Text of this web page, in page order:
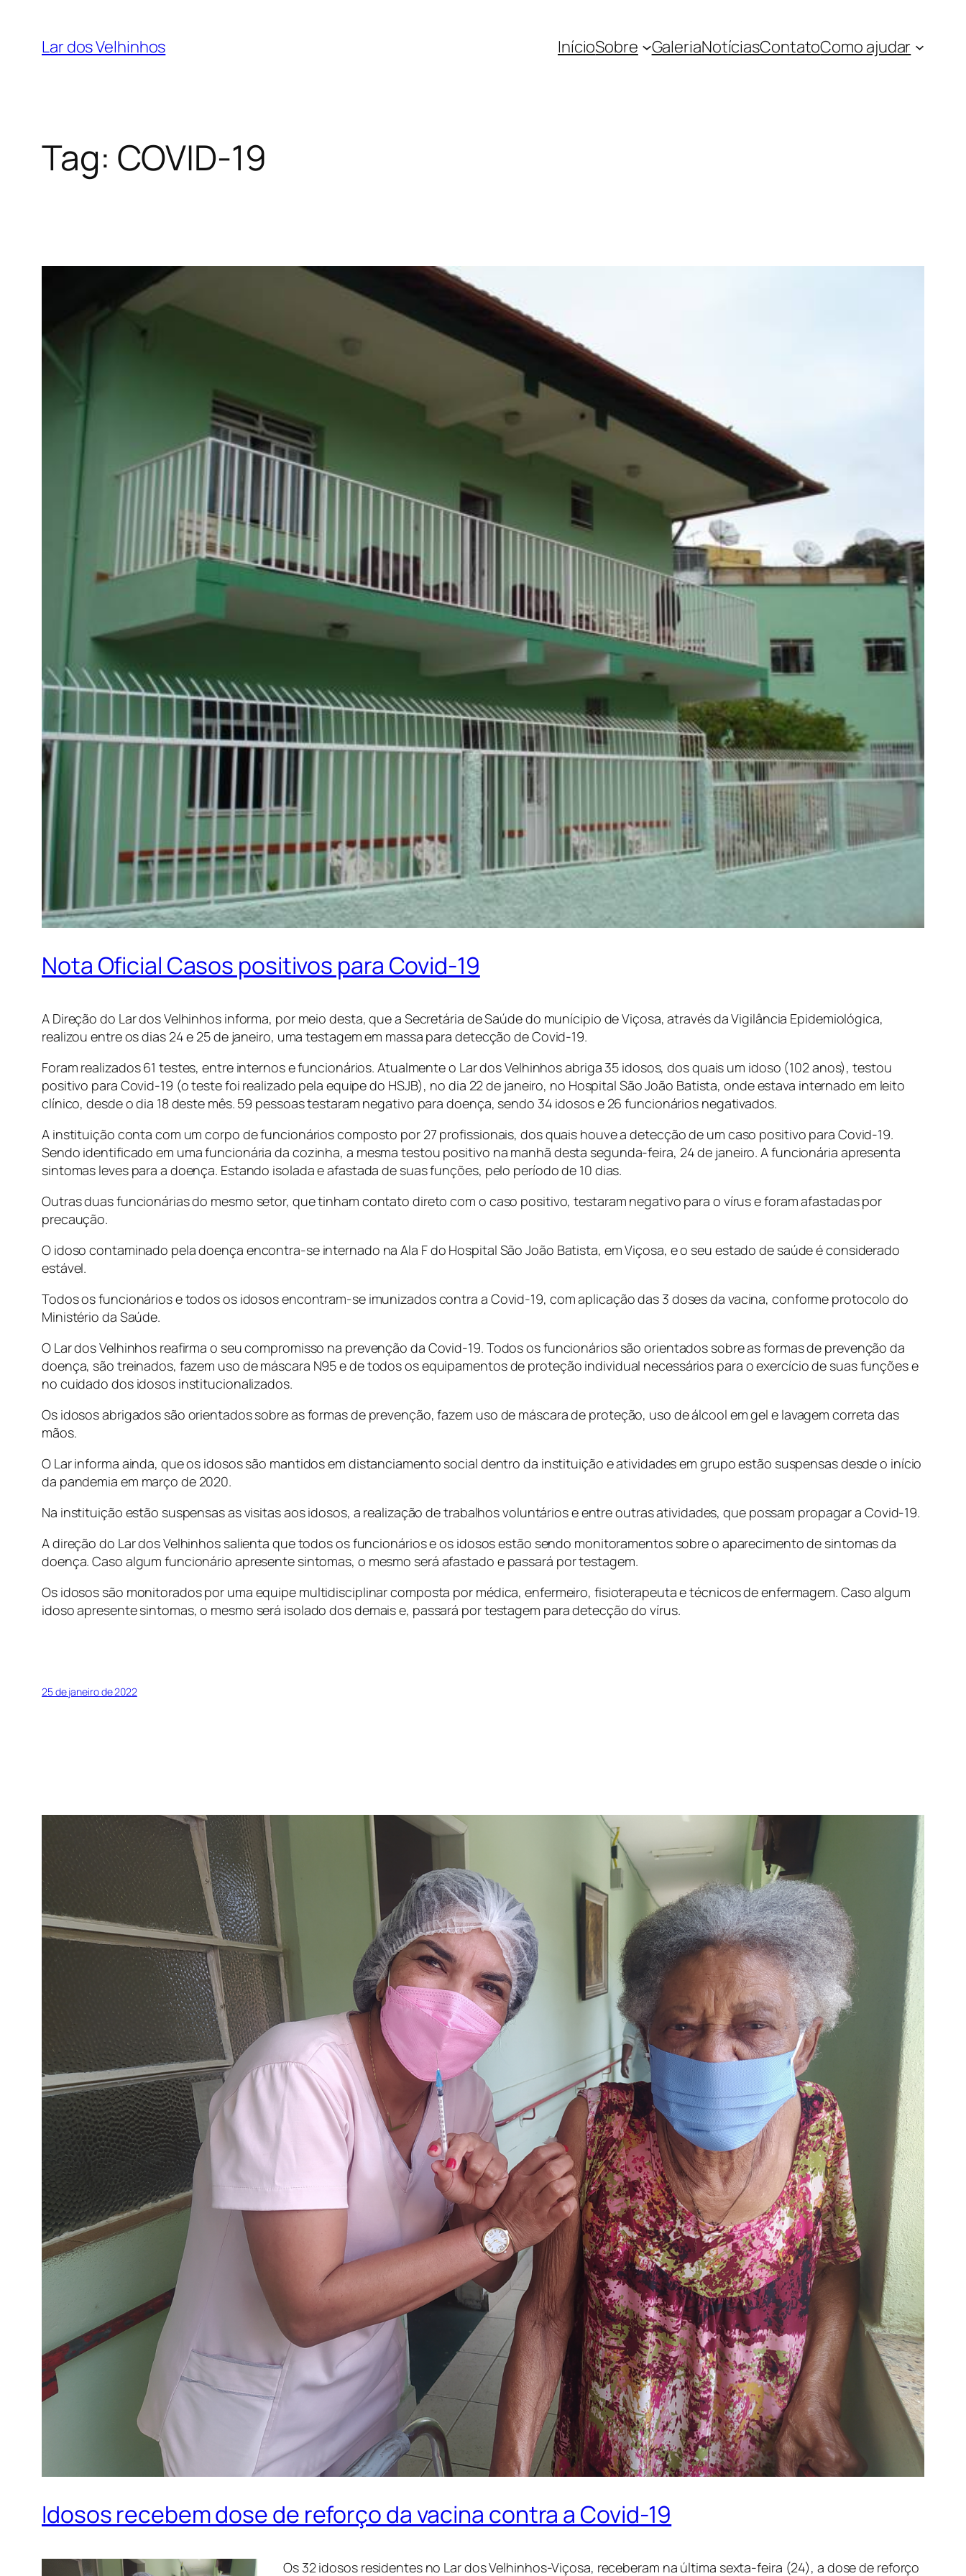
Lar dos Velhinhos InícioSobre GaleriaNotíciasContatoComo ajudar
Tag: COVID-19
Nota Oficial Casos positivos para Covid-19
A Direção do Lar dos Velhinhos informa, por meio desta, que a Secretária de Saúde do munícipio de Viçosa, através da Vigilância Epidemiológica,
realizou entre os dias 24 e 25 de janeiro, uma testagem em massa para detecção de Covid-19.
Foram realizados 61 testes, entre internos e funcionários. Atualmente o Lar dos Velhinhos abriga 35 idosos, dos quais um idoso (102 anos), testou
positivo para Covid-19 (o teste foi realizado pela equipe do HSJB), no dia 22 de janeiro, no Hospital São João Batista, onde estava internado em leito
clínico, desde o dia 18 deste mês. 59 pessoas testaram negativo para doença, sendo 34 idosos e 26 funcionários negativados.
A instituição conta com um corpo de funcionários composto por 27 profissionais, dos quais houve a detecção de um caso positivo para Covid-19.
Sendo identificado em uma funcionária da cozinha, a mesma testou positivo na manhã desta segunda-feira, 24 de janeiro. A funcionária apresenta
sintomas leves para a doença. Estando isolada e afastada de suas funções, pelo período de 10 dias.
Outras duas funcionárias do mesmo setor, que tinham contato direto com o caso positivo, testaram negativo para o vírus e foram afastadas por
precaução.
O idoso contaminado pela doença encontra-se internado na Ala F do Hospital São João Batista, em Viçosa, e o seu estado de saúde é considerado
estável.
Todos os funcionários e todos os idosos encontram-se imunizados contra a Covid-19, com aplicação das 3 doses da vacina, conforme protocolo do
Ministério da Saúde.
O Lar dos Velhinhos reafirma o seu compromisso na prevenção da Covid-19. Todos os funcionários são orientados sobre as formas de prevenção da
doença, são treinados, fazem uso de máscara N95 e de todos os equipamentos de proteção individual necessários para o exercício de suas funções e
no cuidado dos idosos institucionalizados.
Os idosos abrigados são orientados sobre as formas de prevenção, fazem uso de máscara de proteção, uso de álcool em gel e lavagem correta das
mãos.
O Lar informa ainda, que os idosos são mantidos em distanciamento social dentro da instituição e atividades em grupo estão suspensas desde o início
da pandemia em março de 2020.
Na instituição estão suspensas as visitas aos idosos, a realização de trabalhos voluntários e entre outras atividades, que possam propagar a Covid-19.
A direção do Lar dos Velhinhos salienta que todos os funcionários e os idosos estão sendo monitoramentos sobre o aparecimento de sintomas da
doença. Caso algum funcionário apresente sintomas, o mesmo será afastado e passará por testagem.
Os idosos são monitorados por uma equipe multidisciplinar composta por médica, enfermeiro, fisioterapeuta e técnicos de enfermagem. Caso algum
idoso apresente sintomas, o mesmo será isolado dos demais e, passará por testagem para detecção do vírus.
25 de janeiro de 2022
Idosos recebem dose de reforço da vacina contra a Covid-19
Os 32 idosos residentes no Lar dos Velhinhos-Viçosa, receberam na última sexta-feira (24), a dose de reforço